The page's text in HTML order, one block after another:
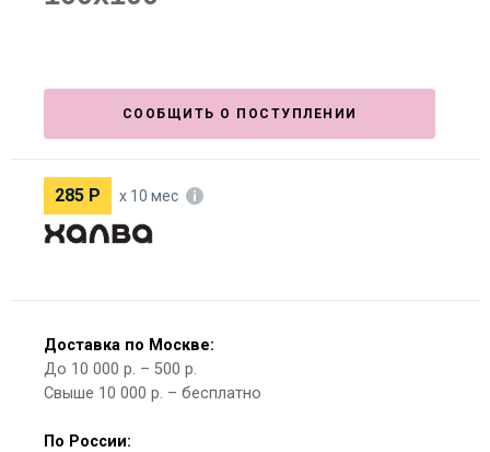
СООБЩИТЬ О ПОСТУПЛЕНИИ
285 Р х 10 мес
Доставка по Москве:
До 10 000 р. – 500 р.
Свыше 10 000 р. – бесплатно
По России: